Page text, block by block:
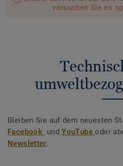
versuchen Sie es
Bleiben Sie auf dem neuesten
Facebook undYouTubeoder
Newsletter.